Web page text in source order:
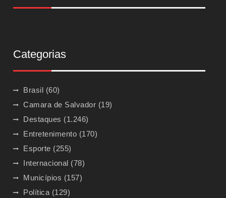
Categorias
Brasil (60)
Camara de Salvador (19)
Destaques (1.246)
Entretenimento (170)
Esporte (255)
Internacional (78)
Municípios (157)
Política (129)